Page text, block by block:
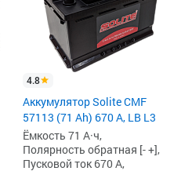
4.8
Аккумулятор Solite CMF
57113 (71 Ah) 670 А, LB L3
Ёмкость 71 А·ч,
Полярность обратная [- +],
Пусковой ток 670 А,